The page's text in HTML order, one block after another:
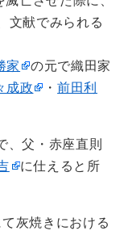
文献でみられる
家
の元で織田家
成政 ・前田利
、父・赤座直則
に仕えると所
灰焼きにおける